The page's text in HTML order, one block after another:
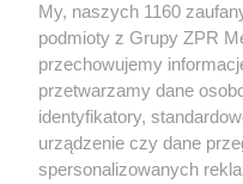
Żaden utwór zamieszczony w
rozpowszechniany lub dalej
tym także elektroniczny lub
eksploatacji w jakiejkolwiek
bez pisemnej zgody właściciela
wykorzystanie utworów w
bez właściwej zgody, jest
prawnie.
My, naszych 1160
podmioty z Grupy ZPR
przechowujemy
przetwarzamy dane
identyfikatory,
urządzenie czy dane
spersonalizowanych